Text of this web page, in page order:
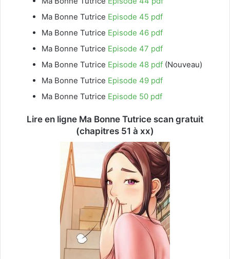
Ma Bonne Tutrice Episode 45 pdf
Ma Bonne Tutrice Episode 46 pdf
Ma Bonne Tutrice Episode 47 pdf
Ma Bonne Tutrice Episode 48 pdf (Nouveau)
Ma Bonne Tutrice Episode 49 pdf
Ma Bonne Tutrice Episode 50 pdf
Lire en ligne Ma Bonne Tutrice scan gratuit
(chapitres 51 à xx)